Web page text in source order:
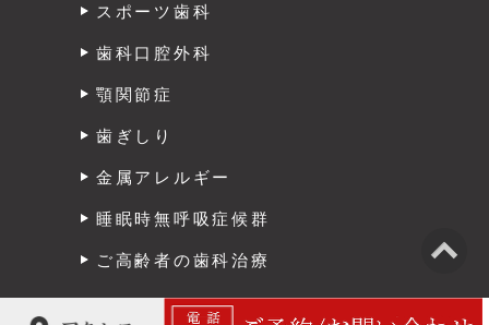
スポーツ歯科
歯科口腔外科
顎関節症
歯ぎしり
金属アレルギー
睡眠時無呼吸症候群
ご高齢者の歯科治療